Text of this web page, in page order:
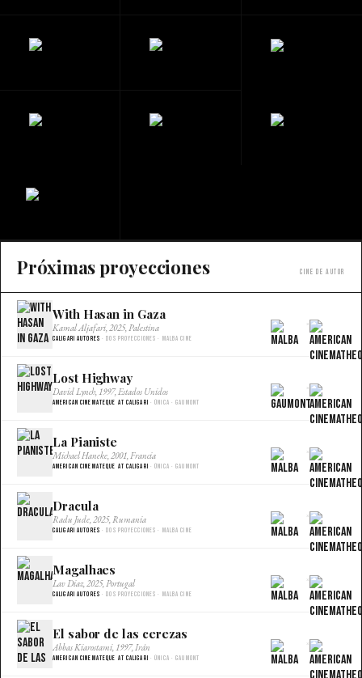
Próximas proyecciones Cine de autor
With Hasan in Gaza
Kamal Aljafari, 2025, Palestina
Caligari Autores · Dos proyecciones · Malba Cine
×
Lost Highway
David Lynch, 1997, Estados Unidos
American Cinemateque at Caligari · Única · Gaumont
×
La Pianiste
Michael Haneke, 2001, Francia
American Cinemateque at Caligari · Única · Gaumont
×
Dracula
Radu Jude, 2025, Rumania
Caligari Autores · Dos proyecciones · Malba Cine
×
Magalhaes
Lav Diaz, 2025, Portugal
Caligari Autores · Dos proyecciones · Malba Cine
×
El sabor de las cerezas
Abbas Kiarostami, 1997, Irán
American Cinemateque at Caligari · Única · Gaumont
×